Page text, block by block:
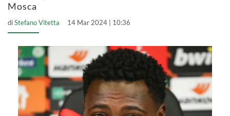
Mosca
diStefano Vitetta 14 Mar 2024 | 10:36